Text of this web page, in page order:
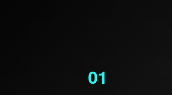
01